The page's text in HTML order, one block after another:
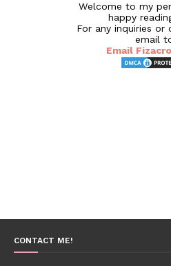
Welcome to my
happy
For any inquiries or
email
Email
CONTACT ME!